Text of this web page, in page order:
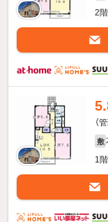
2
（
敷
1